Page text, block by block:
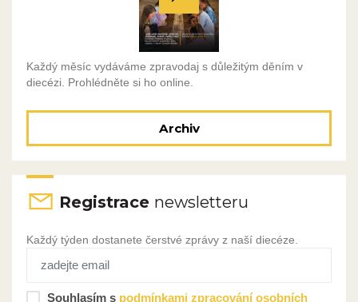
Každý měsíc vydáváme zpravodaj s důležitým děním v
diecézi. Prohlédněte si ho online.
Archiv
Registrace newsletteru
Každý týden dostanete čerstvé zprávy z naší diecéze.
Souhlasím s podmínkami zpracování osobních